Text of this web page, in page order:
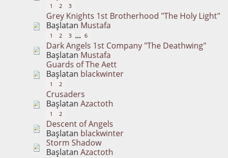
1 2 3
Grey Knights 1st Brotherhood "The Holy Light"
Başlatan Mustafa
1 2 3 ... 6
Dark Angels 1st Company "The Deathwing"
Başlatan Mustafa
Guards of The Aett
Başlatan blackwinter
1 2
Crusaders
BaşlatanAzactoth
1 2
Descent of Angels
Başlatan blackwinter
Storm Shadow
BaşlatanAzactoth